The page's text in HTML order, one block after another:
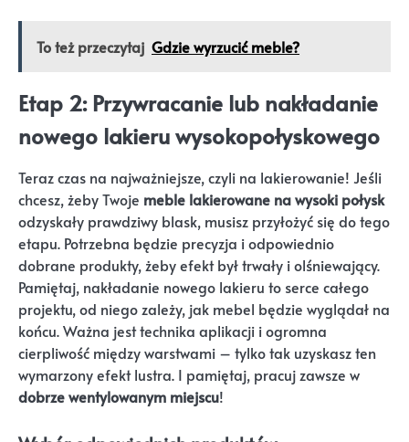
To też przeczytaj Gdzie wyrzucić meble?
Etap 2: Przywracanie lub nakładanie
nowego lakieru wysokopołyskowego
Teraz czas na najważniejsze, czyli na lakierowanie! Jeśli
chcesz, żeby Twoje meble lakierowane na wysoki połysk
odzyskały prawdziwy blask, musisz przyłożyć się do tego
etapu. Potrzebna będzie precyzja i odpowiednio
dobrane produkty, żeby efekt był trwały i olśniewający.
Pamiętaj, nakładanie nowego lakieru to serce całego
projektu, od niego zależy, jak mebel będzie wyglądał na
końcu. Ważna jest technika aplikacji i ogromna
cierpliwość między warstwami – tylko tak uzyskasz ten
wymarzony efekt lustra. I pamiętaj, pracuj zawsze w
dobrze wentylowanym miejscu!